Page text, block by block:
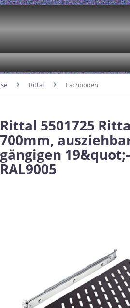
Rittal Fachboden
Rittal 5501725
700mm,
gängigen
RAL9005